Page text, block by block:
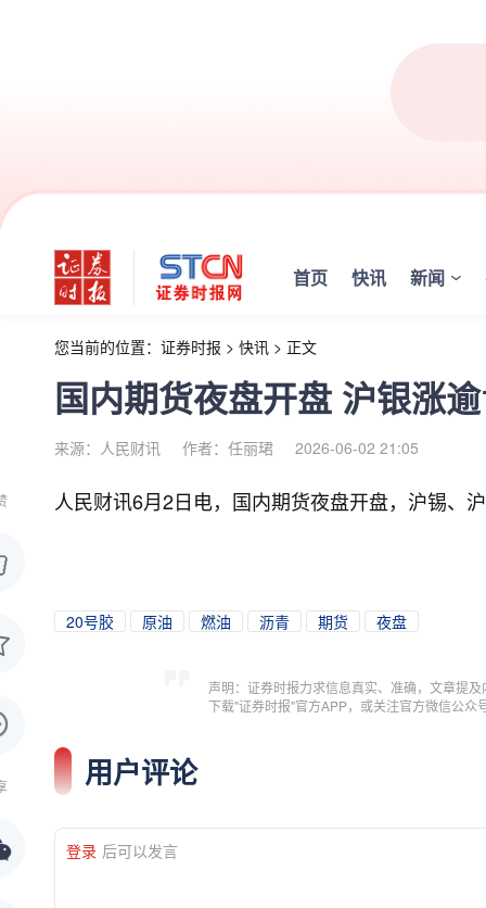
首页 快讯 新闻
您当前的位置： 证券时报 > 快讯 > 正文
国内期货夜盘开盘 沪银涨
来源：人民财讯 作者：任丽珺 2026-06-02 21:05
人民财讯6月2日电， 国内期货夜盘开盘，沪锡、
20号胶 原油 燃油 沥青 期货 夜盘
声明：证券时报力求信息真实、准确，文章提
下载"证券时报"官方APP，或关注官方微信公
用户评论
登录 后可以发言